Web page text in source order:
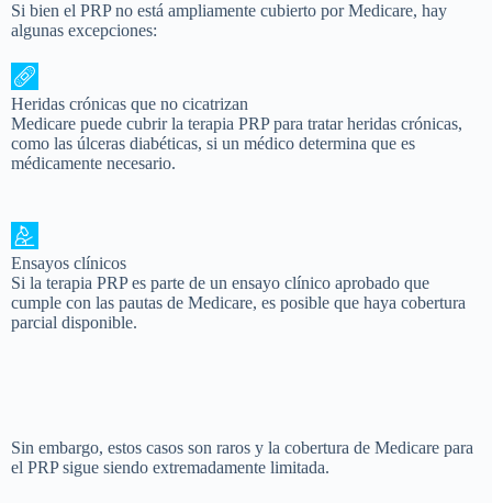
Si bien el PRP no está ampliamente cubierto por Medicare, hay
algunas excepciones:
Heridas crónicas que no cicatrizan
Medicare puede cubrir la terapia PRP para tratar heridas crónicas,
como las úlceras diabéticas, si un médico determina que es
médicamente necesario.
Ensayos clínicos
Si la terapia PRP es parte de un ensayo clínico aprobado que
cumple con las pautas de Medicare, es posible que haya cobertura
parcial disponible.
Sin embargo, estos casos son raros y la cobertura de Medicare para
el PRP sigue siendo extremadamente limitada.